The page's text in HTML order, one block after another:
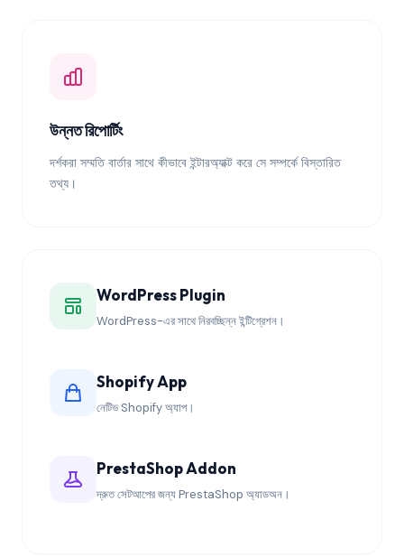
উন্নত রিপোর্টিং
দর্শকরা সম্মতি বার্তার সাথে কীভাবে ইন্টারঅ্যাক্ট করে সে সম্পর্কে বিস্তারিত
তথ্য।
WordPress Plugin
WordPress-এর সাথে নিরবচ্ছিন্ন ইন্টিগ্রেশন।
Shopify App
নেটিভ Shopify অ্যাপ।
PrestaShop Addon
দ্রুত সেটআপের জন্য PrestaShop অ্যাডঅন।